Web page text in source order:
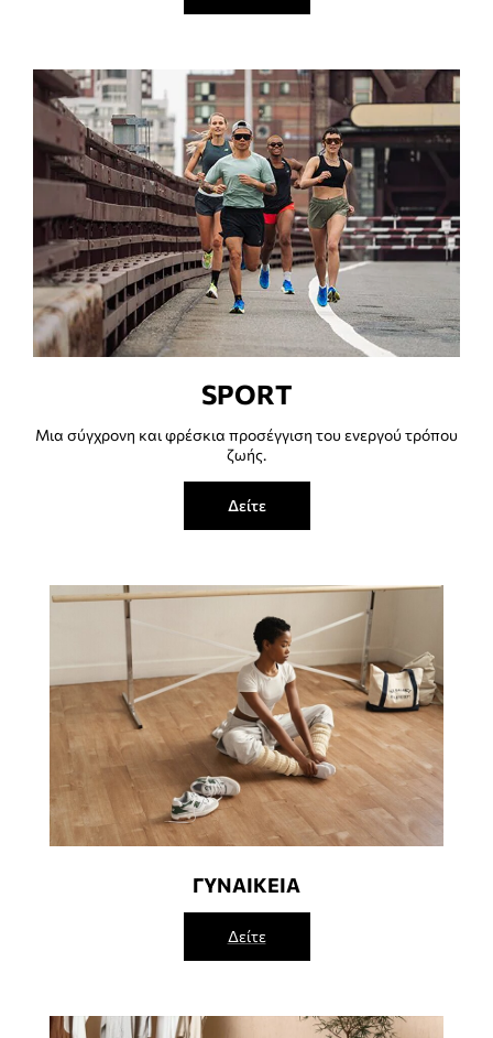
SPORT
Μια σύγχρονη και φρέσκια προσέγγιση του ενεργού τρόπου
ζωής.
Δείτε
ΓΥΝΑΙΚΕΙΑ
Δείτε